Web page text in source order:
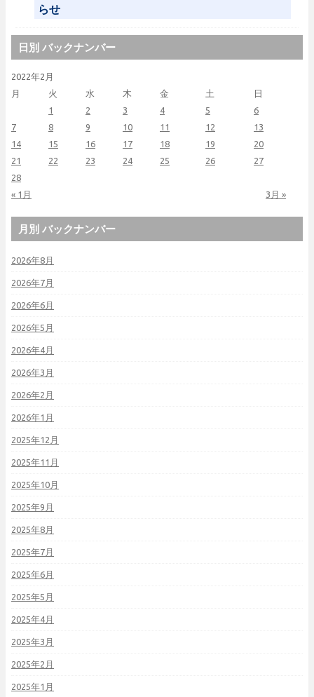
らせ
日別 バックナンバー
2022年2月
月
火 水 木 金 土 日
« 1月 3月 »
1 2 3 4 5
6
7
8 9 10 11 12
13
14
15 16 17 18 19
20
21
22 23 24 25 26
27
28
月別 バックナンバー
2026年8月
2026年7月
2026年6月
2026年5月
2026年4月
2026年3月
2026年2月
2026年1月
2025年12月
2025年11月
2025年10月
2025年9月
2025年8月
2025年7月
2025年6月
2025年5月
2025年4月
2025年3月
2025年2月
2025年1月